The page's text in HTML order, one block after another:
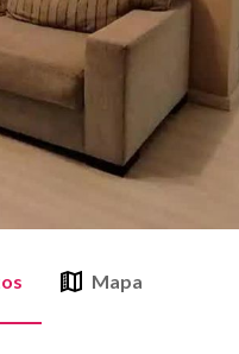
Mapa